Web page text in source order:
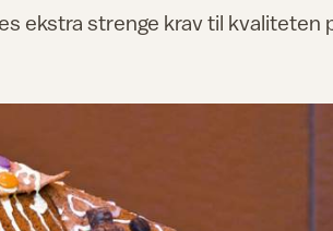
ekstra strenge krav til